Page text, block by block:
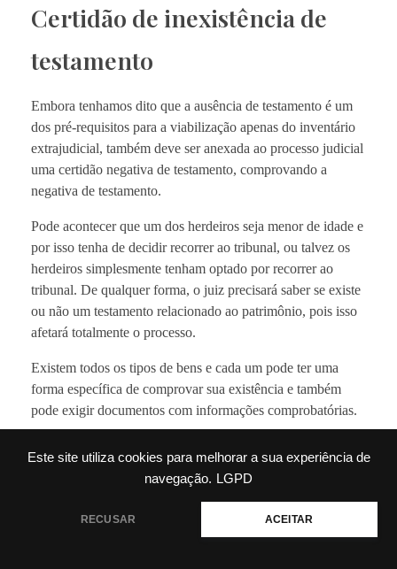
Este site utiliza cookies para melhorar a sua experiência de
navegação. LGPD
RECUSAR ACEITAR
Certidão de inexistência de
testamento
Embora tenhamos dito que a ausência de testamento é um
dos pré-requisitos para a viabilização apenas do inventário
extrajudicial, também deve ser anexada ao processo judicial
uma certidão negativa de testamento, comprovando a
negativa de testamento.
Pode acontecer que um dos herdeiros seja menor de idade e
por isso tenha de decidir recorrer ao tribunal, ou talvez os
herdeiros simplesmente tenham optado por recorrer ao
tribunal. De qualquer forma, o juiz precisará saber se existe
ou não um testamento relacionado ao patrimônio, pois isso
afetará totalmente o processo.
Existem todos os tipos de bens e cada um pode ter uma
forma específica de comprovar sua existência e também
pode exigir documentos com informações comprobatórias.
💬 Precisa de ajuda?